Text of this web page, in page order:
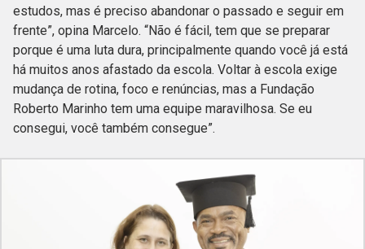
estudos, mas é preciso abandonar o passado e seguir em
frente”, opina Marcelo. “Não é fácil, tem que se preparar
porque é uma luta dura, principalmente quando você já está
há muitos anos afastado da escola. Voltar à escola exige
mudança de rotina, foco e renúncias, mas a Fundação
Roberto Marinho tem uma equipe maravilhosa. Se eu
consegui, você também consegue”.